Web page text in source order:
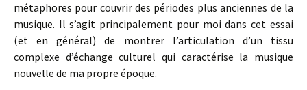
métaphores pour couvrir des périodes plus anciennes de la
musique. Il s’agit principalement pour moi dans cet essai
(et en général) de montrer l’articulation d’un tissu
complexe d’échange culturel qui caractérise la musique
nouvelle de ma propre époque.